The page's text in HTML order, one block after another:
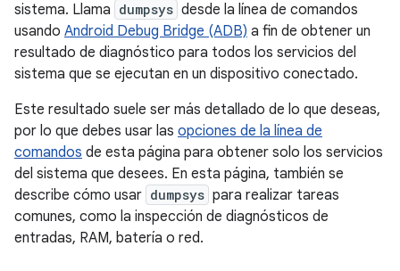
sistema. Llama dumpsys desde la línea de comandos
usando Android Debug Bridge (ADB) a fin de obtener un
resultado de diagnóstico para todos los servicios del
sistema que se ejecutan en un dispositivo conectado.
Este resultado suele ser más detallado de lo que deseas,
por lo que debes usar las opciones de la línea de
comandos de esta página para obtener solo los servicios
del sistema que desees. En esta página, también se
describe cómo usar dumpsys para realizar tareas
comunes, como la inspección de diagnósticos de
entradas, RAM, batería o red.